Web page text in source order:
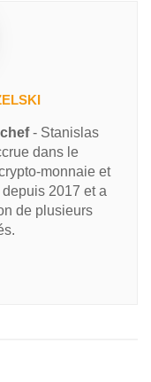
- Stanislas
dans le
monnaie et
2017 et a
de plusieurs